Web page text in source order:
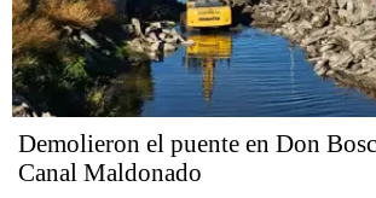
Demolieron el puente en Don
Canal Maldonado